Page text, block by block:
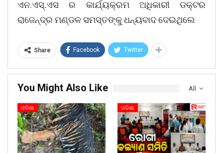
ଏନ.ଏସ୍.ଏସ ର କାର୍ଯ୍ୟକ୍ରମ ଅଧିକାରୀ ଡକ୍ଟର
ରାଜେନ୍ଦ୍ର ମଣ୍ଡଳ ସମସ୍ତଙ୍କୁ ଧନ୍ୟବାଦ ଦେଇଥିଲେ
Share Facebook Twitter
All
You Might Also Like
ଓଡିଶା ଓଡିଶା